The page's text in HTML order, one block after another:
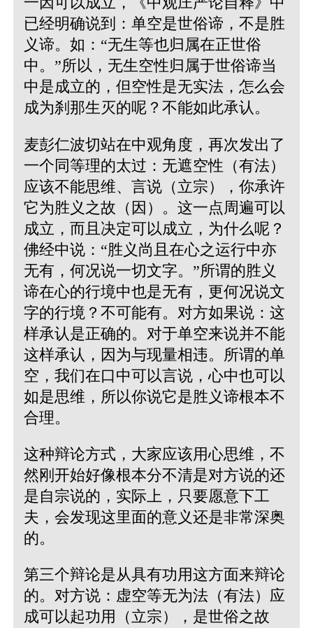
已经明确说到：单空是世俗谛，不是胜
义谛。如：“无生等也归属在正世俗
中。”所以，无生空性归属于世俗谛当
中是成立的，但空性是无实法，怎么会
成为刹那生灭的呢？不能如此承认。
麦彭仁波切站在中观角度，再次发出了
一个同等理的太过：无遮空性（有法）
应该不能思维、言说（立宗），你承许
它为胜义之故（因）。这一点周遍可以
成立，而且决定可以成立，为什么呢？
佛经中说：“胜义尚且在心之运行中亦
无有，何况说一切文字。”所谓的胜义
谛在心的行境中也是无有，更何况说文
字的行境？不可能有。对方如果说：这
样承认是正确的。对于单空来说并不能
这样承认，因为与现量相违。所谓的单
空，我们在口中可以言说，心中也可以
如是思维，所以你说它是胜义谛根本不
合理。
这种辩论方式，大家应该用心思维，不
然刚开始好像根本分不清是对方说的还
是自宗说的，实际上，只要愿意下工
夫，会发现这里面的意义还是非常深奥
的。
第三个辩论是从具有功用这方面来辩论
的。对方说：虚空等无为法（有法）应
成可以起功用（立宗），是世俗之故